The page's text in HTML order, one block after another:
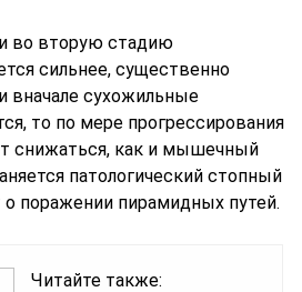
во вторую стадию
сильнее, существенно
вначале сухожильные
то по мере прогрессирования
снижаться, как и мышечный
патологический стопный
о поражении пирамидных путей.
Читайте также: